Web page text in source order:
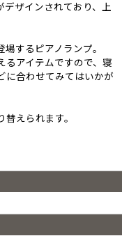
デザインされており、上
するピアノランプ。
るアイテムですので、寝
に合わせてみてはいかが
えられます。